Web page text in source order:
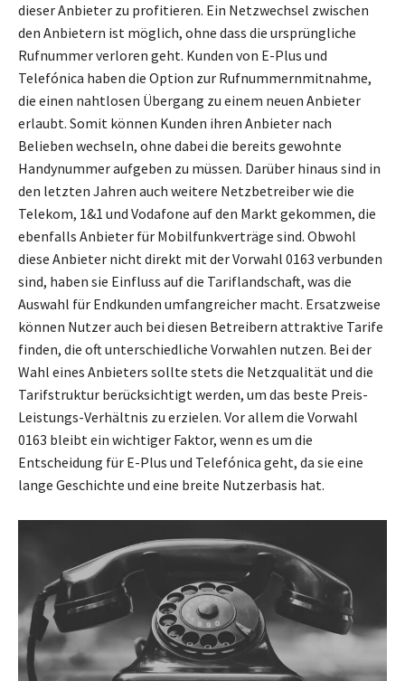
dieser Anbieter zu profitieren. Ein Netzwechsel zwischen
den Anbietern ist möglich, ohne dass die ursprüngliche
Rufnummer verloren geht. Kunden von E-Plus und
Telefónica haben die Option zur Rufnummernmitnahme,
die einen nahtlosen Übergang zu einem neuen Anbieter
erlaubt. Somit können Kunden ihren Anbieter nach
Belieben wechseln, ohne dabei die bereits gewohnte
Handynummer aufgeben zu müssen. Darüber hinaus sind in
den letzten Jahren auch weitere Netzbetreiber wie die
Telekom, 1&1 und Vodafone auf den Markt gekommen, die
ebenfalls Anbieter für Mobilfunkverträge sind. Obwohl
diese Anbieter nicht direkt mit der Vorwahl 0163 verbunden
sind, haben sie Einfluss auf die Tariflandschaft, was die
Auswahl für Endkunden umfangreicher macht. Ersatzweise
können Nutzer auch bei diesen Betreibern attraktive Tarife
finden, die oft unterschiedliche Vorwahlen nutzen. Bei der
Wahl eines Anbieters sollte stets die Netzqualität und die
Tarifstruktur berücksichtigt werden, um das beste Preis-
Leistungs-Verhältnis zu erzielen. Vor allem die Vorwahl
0163 bleibt ein wichtiger Faktor, wenn es um die
Entscheidung für E-Plus und Telefónica geht, da sie eine
lange Geschichte und eine breite Nutzerbasis hat.